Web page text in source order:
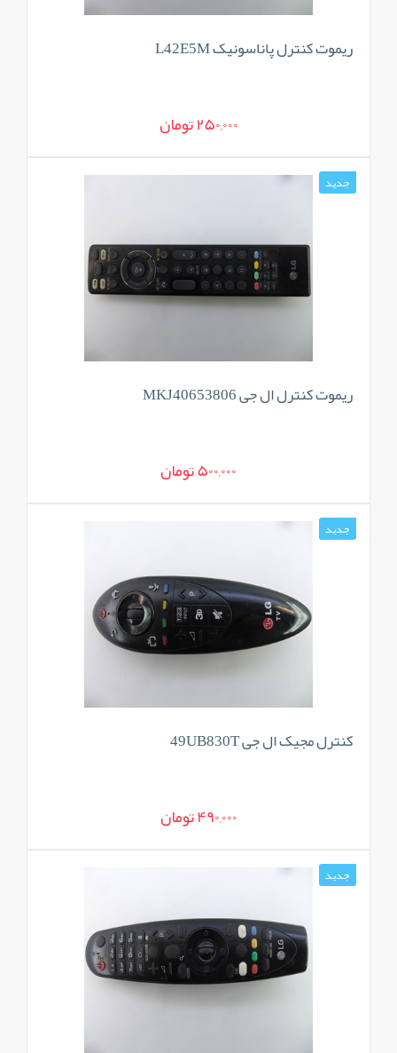
ریموت کنترل پاناسونیک L42E5M
250,000 تومان
جدید
ریموت کنترل ال جی MKJ40653806
500,000 تومان
جدید
کنترل مجیک ال جی 49UB830T
490,000 تومان
جدید